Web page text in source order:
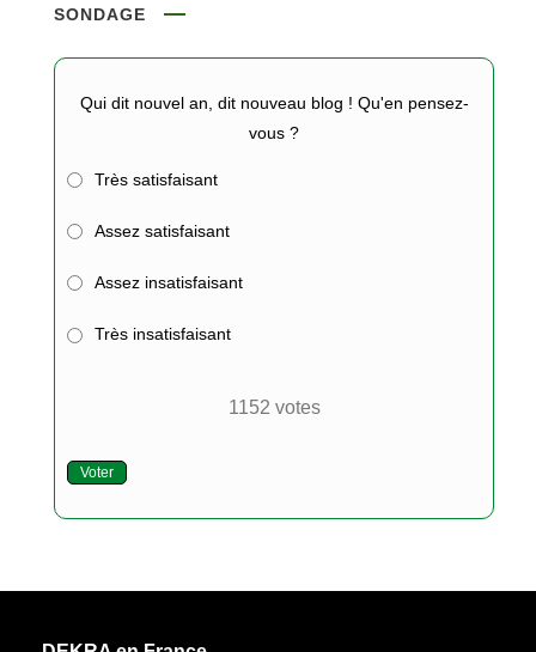
SONDAGE
Qui dit nouvel an, dit nouveau blog ! Qu'en pensez-
vous ?
Très satisfaisant
Assez satisfaisant
Assez insatisfaisant
Très insatisfaisant
1152 votes
Voter